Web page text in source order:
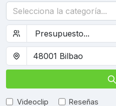
Selecciona la categoría...
Videoclip Reseñas